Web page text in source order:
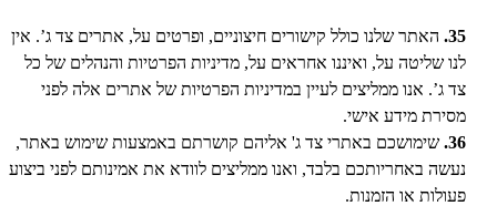
35. האתר שלנו כולל קישורים חיצוניים, ופרטים על, אתרים צד ג’. אין
לנו שליטה על, ואיננו אחראים על, מדיניות הפרטיות והנהלים של כל
צד ג’. אנו ממליצים לעיין במדיניות הפרטיות של אתרים אלה לפני
מסירת מידע אישי.
36. שימושכם באתרי צד ג' אליהם קושרתם באמצעות שימוש באתר,
נעשה באחריותכם בלבד, ואנו ממליצים לוודא את אמינותם לפני ביצוע
פעולות או הזמנות.